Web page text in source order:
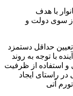
با هدف
سوی دولت و
حداقل دستمزد
با توجه به روند
و استفاده از ظرفیت
راستای ایجاد
آتی